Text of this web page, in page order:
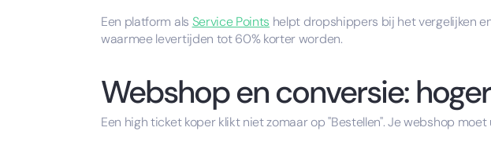
Een platform als Service Points helpt dropshippers bij het vergelijken
waarmee levertijden tot 60% korter worden.
Webshop en conversie:
Een high ticket koper klikt niet zomaar op "Bestellen". Je webshop